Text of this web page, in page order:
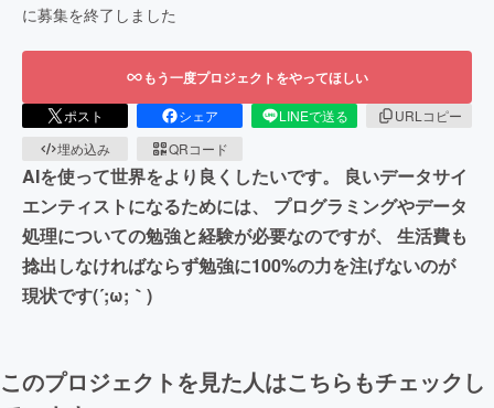
に募集を終了しました
もう一度プロジェクトをやってほしい
ポスト シェア LINEで送る
URLコピー
埋め込み
QRコード
AIを使って世界をより良くしたいです。 良いデータサイ
エンティストになるためには、 プログラミングやデータ
処理についての勉強と経験が必要なのですが、 生活費も
捻出しなければならず勉強に100%の力を注げないのが
現状です(´;ω;｀)
このプロジェクトを見た人はこちらもチェックし